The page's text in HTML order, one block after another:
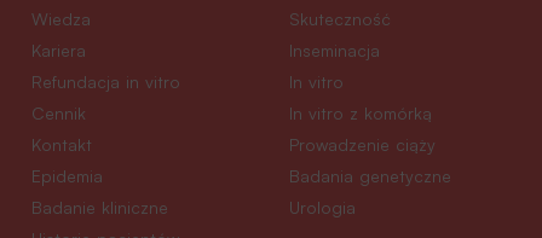
Wiedza
Kariera
Refundacja in vitro
Cennik
Kontakt
Epidemia
Badanie kliniczne
Skuteczność
Inseminacja
In vitro
In vitro z komórką
Prowadzenie ciąży
Badania genetyczne
Urologia